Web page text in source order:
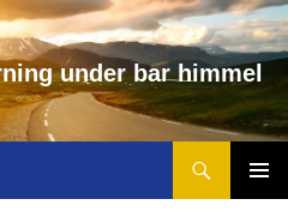
ning under bar himme
bar himmel